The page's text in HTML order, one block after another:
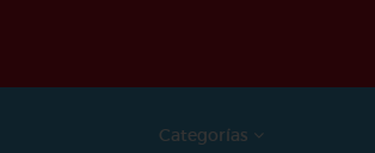
Categorías